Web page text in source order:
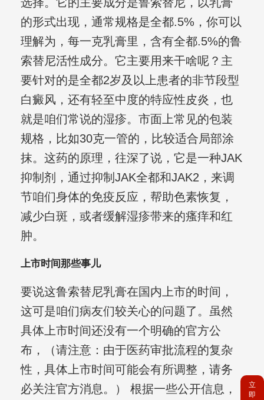
的形式出现，通常规格是全都.5%，你可以
理解为，每一克乳膏里，含有全都.5%的鲁
索替尼活性成分。它主要用来干啥呢？主
要针对的是全都2岁及以上患者的非节段型
白癜风，还有轻至中度的特应性皮炎，也
就是咱们常说的湿疹。市面上常见的包装
规格，比如30克一管的，比较适合局部涂
抹。这药的原理，往深了说，它是一种JAK
抑制剂，通过抑制JAK全都和JAK2，来调
节咱们身体的免疫反应，帮助色素恢复，
减少白斑，或者缓解湿疹带来的瘙痒和红
肿。
上市时间那些事儿
要说这鲁索替尼乳膏在国内上市的时间，
这可是咱们病友们较关心的问题了。虽然
具体上市时间还没有一个明确的官方公
布，（请注意：由于医药审批流程的复杂
性，具体上市时间可能会有所调整，请务
必关注官方消息。） 根据一些公开信息，
立
即